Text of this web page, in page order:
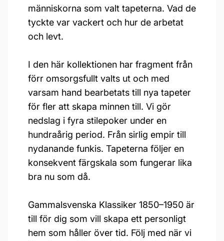
människorna som valt tapeterna. Vad de
tyckte var vackert och hur de arbetat
och levt.
I den här kollektionen har fragment från
förr omsorgsfullt valts ut och med
varsam hand bearbetats till nya tapeter
för fler att skapa minnen till. Vi gör
nedslag i fyra stilepoker under en
hundraårig period. Från sirlig empir till
nydanande funkis. Tapeterna följer en
konsekvent färgskala som fungerar lika
bra nu som då.
Gammalsvenska Klassiker 1850–1950 är
till för dig som vill skapa ett personligt
hem som håller över tid. Följ med när vi